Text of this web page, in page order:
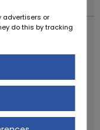
advertisers or
do this by tracking